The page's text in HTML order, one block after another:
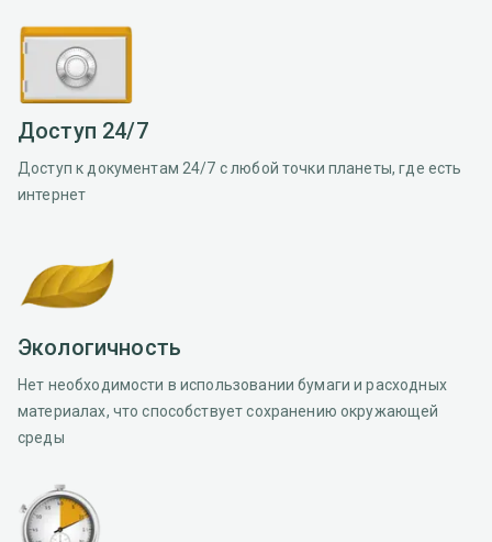
Доступ 24/7
Доступ к документам 24/7 с любой точки планеты, где есть
интернет
Экологичность
Нет необходимости в использовании бумаги и расходных
материалах, что способствует сохранению окружающей
среды